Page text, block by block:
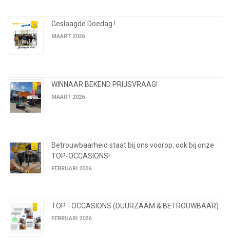
Geslaagde Doedag !
MAART 2026
WINNAAR BEKEND PRIJSVRAAG!
MAART 2026
Betrouwbaarheid staat bij ons voorop; ook bij onze
TOP-OCCASIONS!
FEBRUARI 2026
TOP - OCCASIONS (DUURZAAM & BETROUWBAAR)
FEBRUARI 2026